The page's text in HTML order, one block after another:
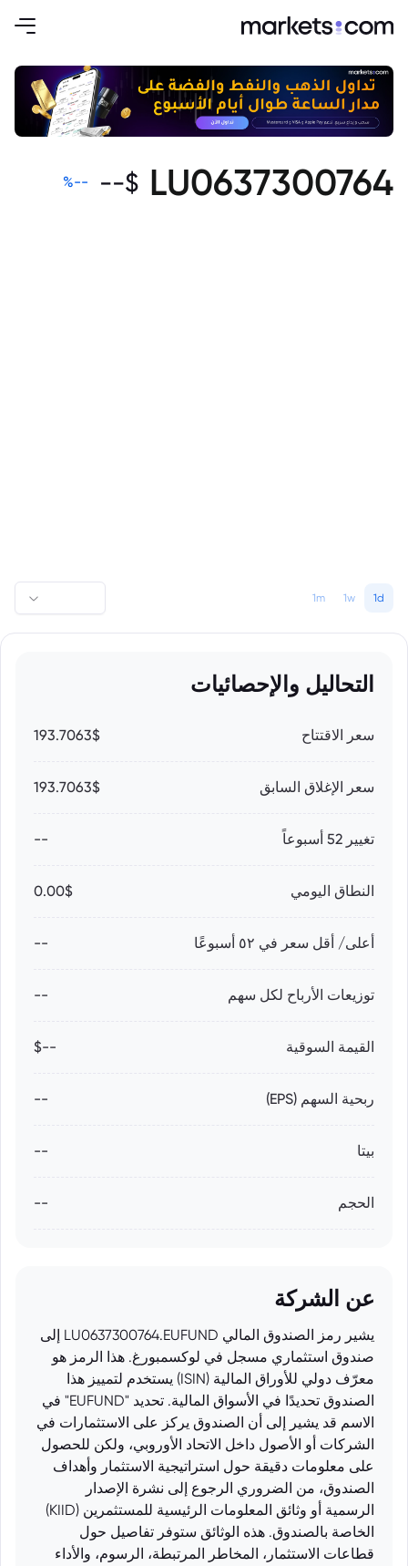
LU0637300764
$
--
--
%
1d
1w
1m
التحاليل والإحصائيات
سعر الاقتتاح 193.7063$
سعر الإغلاق السابق 193.7063$
تغيير 52 أسبوعاً --
النطاق اليومي 0.00$
أعلى/ أقل سعر في ٥٢ أسبوعًا --
توزيعات الأرباح لكل سهم --
القيمة السوقية --$
ربحية السهم (EPS) --
بيتا --
الحجم --
عن الشركة
يشير رمز الصندوق المالي LU0637300764.EUFUND إلى
صندوق استثماري مسجل في لوكسمبورغ. هذا الرمز هو
معرّف دولي للأوراق المالية (ISIN) يستخدم لتمييز هذا
الصندوق تحديدًا في الأسواق المالية. تحديد "EUFUND" في
الاسم قد يشير إلى أن الصندوق يركز على الاستثمارات في
الشركات أو الأصول داخل الاتحاد الأوروبي، ولكن للحصول
على معلومات دقيقة حول استراتيجية الاستثمار وأهداف
الصندوق، من الضروري الرجوع إلى نشرة الإصدار
الرسمية أو وثائق المعلومات الرئيسية للمستثمرين (KIID)
الخاصة بالصندوق. هذه الوثائق ستوفر تفاصيل حول
قطاعات الاستثمار، المخاطر المرتبطة، الرسوم، والأداء